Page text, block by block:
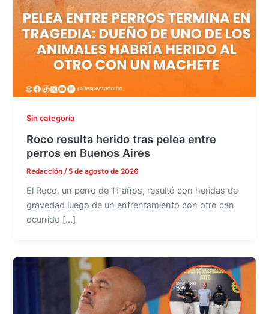
Sin categoría
Roco resulta herido tras pelea entre
perros en Buenos Aires
Redacción / 5 de agosto de 2026
El Roco, un perro de 11 años, resultó con heridas de
gravedad luego de un enfrentamiento con otro can
ocurrido […]